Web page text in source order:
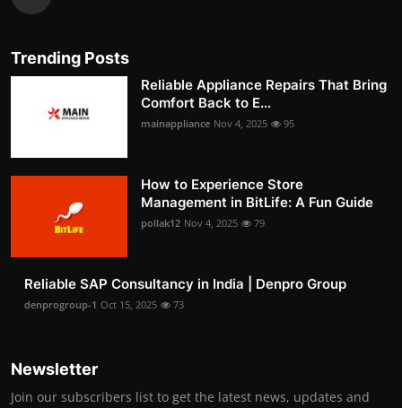
Trending Posts
Reliable Appliance Repairs That Bring
Comfort Back to E...
mainappliance Nov 4, 2025 95
How to Experience Store
Management in BitLife: A Fun Guide
pollak12 Nov 4, 2025 79
Reliable SAP Consultancy in India | Denpro Group
denprogroup-1 Oct 15, 2025 73
Newsletter
Join our subscribers list to get the latest news, updates and